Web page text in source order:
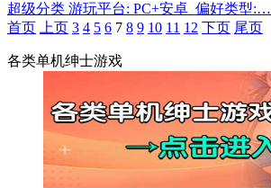
超级分类 游玩平台: PC+安卓 偏好类型:…
首页
上页 3 4 5 6 7 8 9 10 11 12 下页 尾页
各类单机绅士游戏